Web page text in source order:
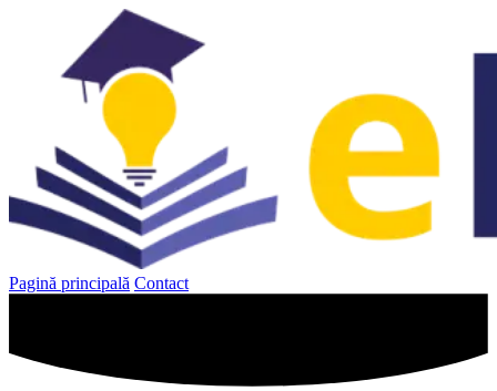
Pagină principală Contact